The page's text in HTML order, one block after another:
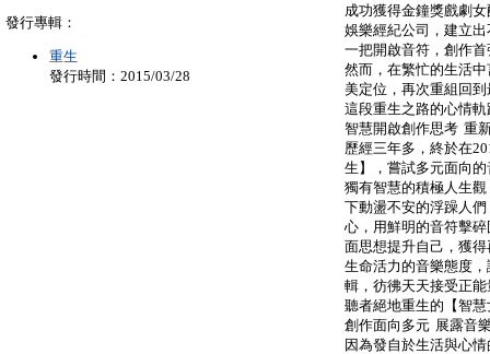
成功獲得金鐘獎戲劇
娛樂經紀公司，建立
一把開啟音符，創作
然而，在繁忙的生活
美定位，再次重組回
這段重生之路的心情
智慧開啟創作思考 重
歷經三年多，終於在
生】，嘗試多元面向
獨有智慧的積極人生
下動盪不安的浮躁人
心，用鮮明的音符擊
面思想提升自己，獲
生命活力的音樂態度
輯，彷彿天天接受正
聽者絕地重生的【智
創作面向多元 展露音
因為發自於生活與心
發行專輯：
重生
發行時間：2015/03/28